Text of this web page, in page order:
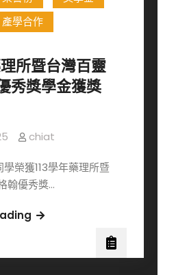
博
士
甄
試
招
114
年
月
日
產學合作
所暨台灣百靈
秀獎學金獲獎
chiat
榮獲113學年藥理所暨
翰優秀獎…
113